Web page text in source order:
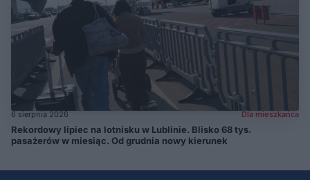
6 sierpnia 2026 Dla mieszkańca
Rekordowy lipiec na lotnisku w Lublinie. Blisko 68 tys.
pasażerów w miesiąc. Od grudnia nowy kierunek